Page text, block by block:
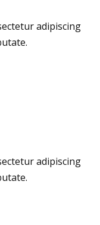
adipiscing
adipiscing